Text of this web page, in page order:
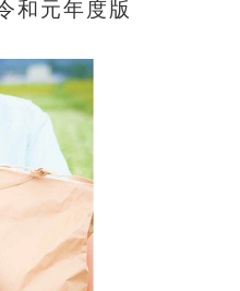
和元年度版